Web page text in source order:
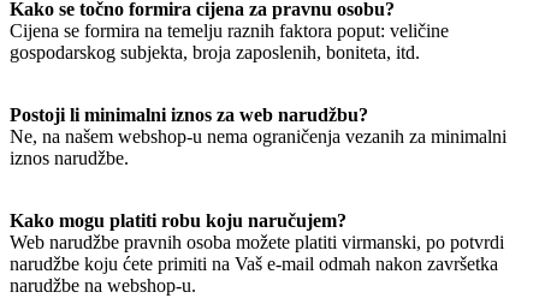
Kako se točno formira cijena za pravnu osobu?
Cijena se formira na temelju raznih faktora poput: veličine
gospodarskog subjekta, broja zaposlenih, boniteta, itd.
Postoji li minimalni iznos za web narudžbu?
Ne, na našem webshop-u nema ograničenja vezanih za minimalni
iznos narudžbe.
Kako mogu platiti robu koju naručujem?
Web narudžbe pravnih osoba možete platiti virmanski, po potvrdi
narudžbe koju ćete primiti na Vaš e-mail odmah nakon završetka
narudžbe na webshop-u.